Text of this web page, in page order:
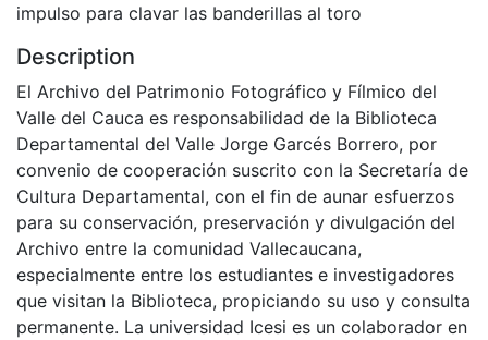
impulso para clavar las banderillas al toro
Description
El Archivo del Patrimonio Fotográfico y Fílmico del
Valle del Cauca es responsabilidad de la Biblioteca
Departamental del Valle Jorge Garcés Borrero, por
convenio de cooperación suscrito con la Secretaría de
Cultura Departamental, con el fin de aunar esfuerzos
para su conservación, preservación y divulgación del
Archivo entre la comunidad Vallecaucana,
especialmente entre los estudiantes e investigadores
que visitan la Biblioteca, propiciando su uso y consulta
permanente. La universidad Icesi es un colaborador en